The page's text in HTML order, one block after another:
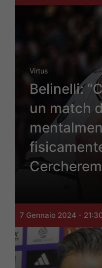
Virtus
Belinelli:
un match
7 Gennaio 2024 -